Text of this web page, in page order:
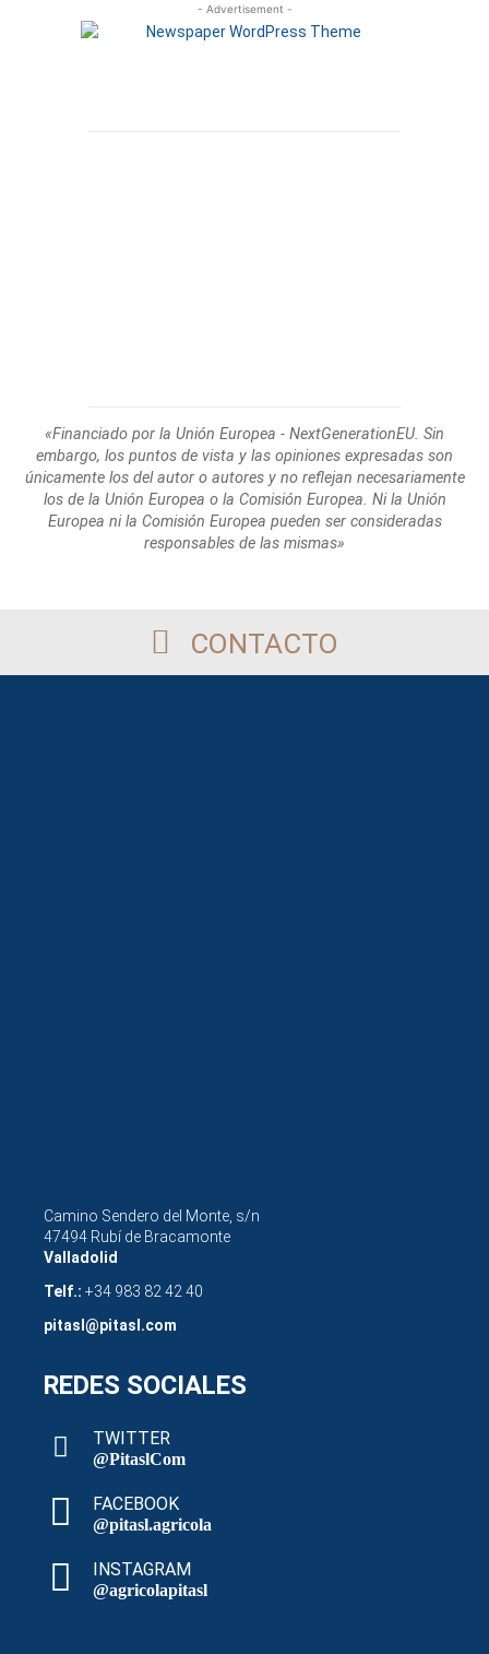
- Advertisement -
«Financiado por la Unión Europea - NextGenerationEU. Sin
embargo, los puntos de vista y las opiniones expresadas son
únicamente los del autor o autores y no reflejan necesariamente
los de la Unión Europea o la Comisión Europea. Ni la Unión
Europea ni la Comisión Europea pueden ser consideradas
responsables de las mismas»
CONTACTO
Camino Sendero del Monte, s/n
47494 Rubí de Bracamonte
Valladolid
Telf.: +34 983 82 42 40
pitasl@pitasl.com
REDES SOCIALES
TWITTER
@PitaslCom
FACEBOOK
@pitasl.agricola
INSTAGRAM
@agricolapitasl